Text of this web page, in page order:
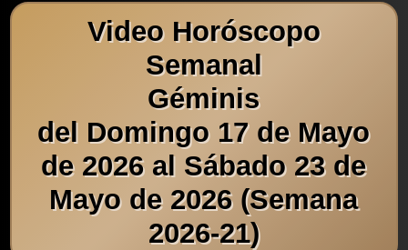
Video Horóscopo
Semanal
Géminis
del Domingo 17 de Mayo
de 2026 al Sábado 23 de
Mayo de 2026 (Semana
2026-21)